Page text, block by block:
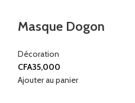
Masque Dogon
Décoration
CFA35,000
Ajouter au panier